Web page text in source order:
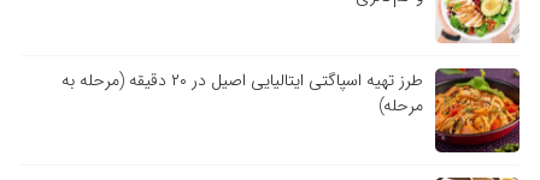
طرز تهیه اسپاگتی ایتالیایی اصیل در ۲۰ دقیقه (مرحله به
مرحله)